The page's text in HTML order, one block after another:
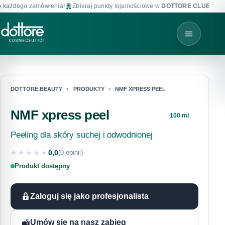
zamówienia! Zbieraj punkty lojalnościowe wDOTTORE CLUB!
DOTTORE.BEAUTY PRODUKTY NMF XPRESS PEEL
NMF xpress peel 100 ml
Peeling dla skóry suchej i odwodnionej
★★★★★0,0(0 opinii)
Produkt dostępny
Zaloguj się jako profesjonalista
Umów się na nasz zabieg